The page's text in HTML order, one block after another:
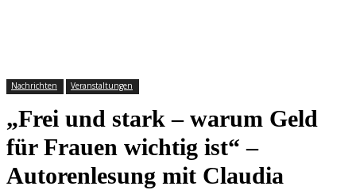
Nachrichten Veranstaltungen
„Frei und stark – warum Geld
für Frauen wichtig ist“ –
Autorenlesung mit Claudia